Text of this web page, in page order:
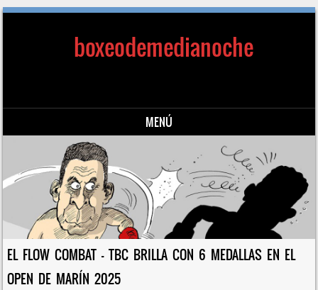
boxeodemedianoche
MENÚ
Saltar al contenido
EL FLOW COMBAT – TBC BRILLA CON 6 MEDALLAS EN EL
OPEN DE MARÍN 2025